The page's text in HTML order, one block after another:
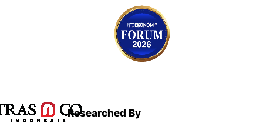
Researched By